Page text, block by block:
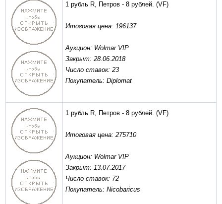
1 рубль R, Петров - 8 рублей. (VF)
Итоговая цена: 196137
Аукцион: Wolmar VIP
Закрыт: 28.06.2018
Число ставок: 23
Покупатель: Diplomat
1 рубль R, Петров - 8 рублей. (VF)
Итоговая цена: 275710
Аукцион: Wolmar VIP
Закрыт: 13.07.2017
Число ставок: 72
Покупатель: Nicobaricus